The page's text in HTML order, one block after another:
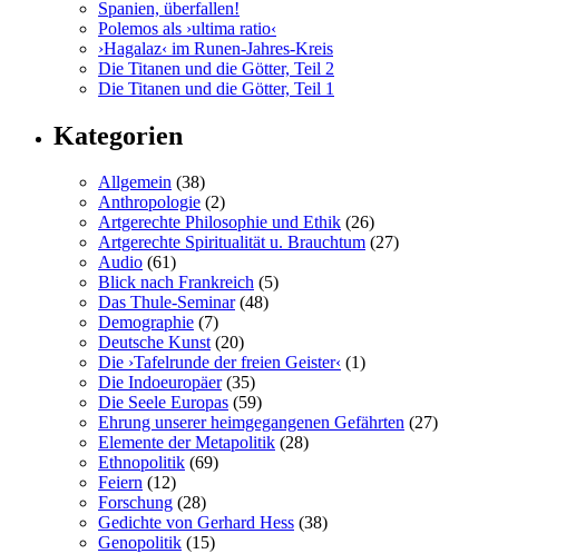
Spanien, überfallen!
Polemos als ›ultima ratio‹
›Hagalaz‹ im Runen-Jahres-Kreis
Die Titanen und die Götter, Teil 2
Die Titanen und die Götter, Teil 1
Kategorien
Allgemein (38)
Anthropologie (2)
Artgerechte Philosophie und Ethik (26)
Artgerechte Spiritualität u. Brauchtum (27)
Audio (61)
Blick nach Frankreich (5)
Das Thule-Seminar(48)
Demographie (7)
Deutsche Kunst(20)
Die ›Tafelrunde der freien Geister‹ (1)
Die Indoeuropäer(35)
Die Seele Europas (59)
Ehrung unserer heimgegangenen Gefährten (27)
Elemente der Metapolitik (28)
Ethnopolitik (69)
Feiern (12)
Forschung (28)
Gedichte von Gerhard Hess (38)
Genopolitik (15)